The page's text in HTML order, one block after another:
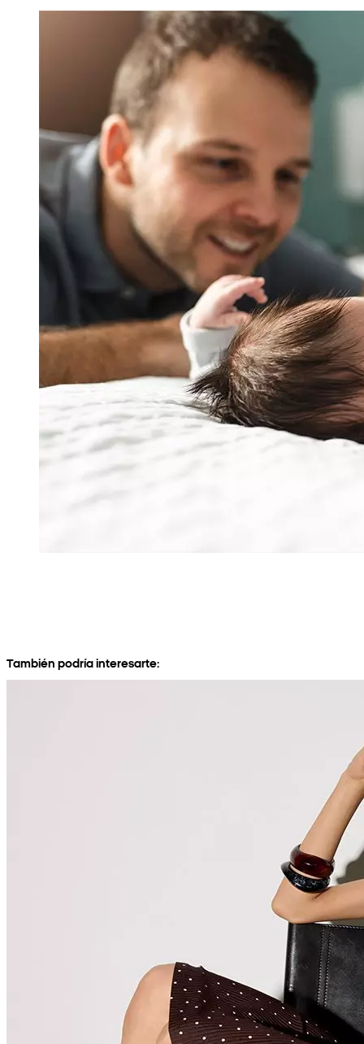
También podría interesarte: